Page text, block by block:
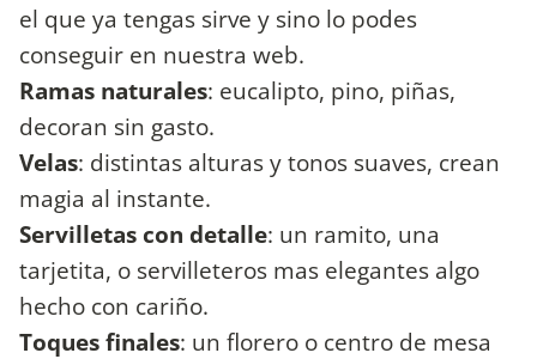
el que ya tengas sirve y sino lo podes
conseguir en nuestra web.
Ramas naturales: eucalipto, pino, piñas,
decoran sin gasto.
Velas: distintas alturas y tonos suaves, crean
magia al instante.
Servilletas con detalle: un ramito, una
tarjetita, o servilleteros mas elegantes algo
hecho con cariño.
Toques finales: un florero o centro de mesa